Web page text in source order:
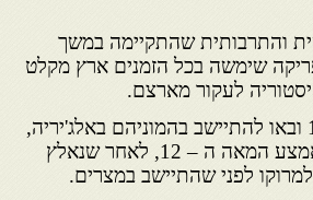
והתרבותית שהתקיימה במשך
שימשה בכל הזמנים ארץ מקלט
לעקור מארצם.
המקרה של יהודי קטלוניה ומיורקה, שגורשו ב 1391 ובאו להתיישב בהמוניהם באלג'יריה,
ידוע היטב. וכן ידועה שהותו של הרמב"ם בפאס באמצע המאה ה – 12, לאחר שנאלץ
לפני שהתיישב במצרים.